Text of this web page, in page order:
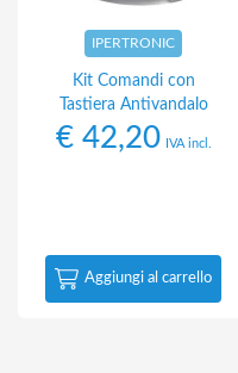
IPERTRONIC
Kit Comandi con
Tastiera Antivandalo
€42,20 IVA incl.
Aggiungi al carrello